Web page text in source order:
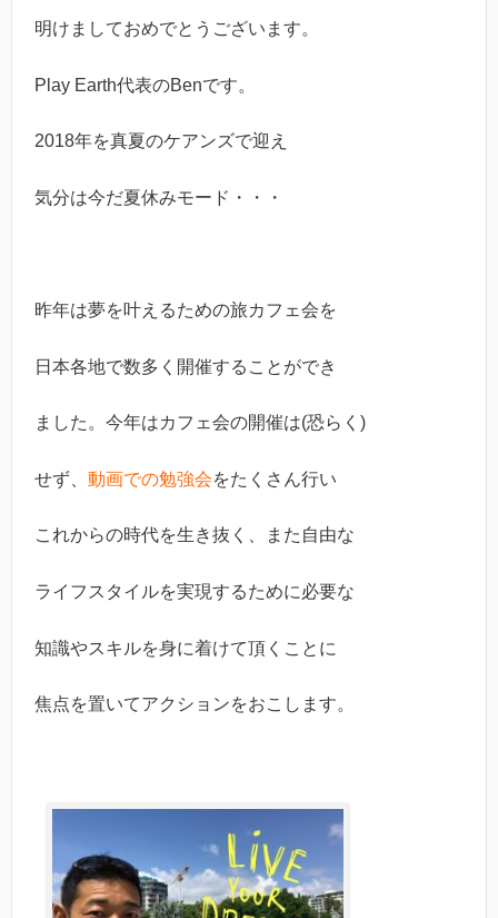
明けましておめでとうございます。
Play Earth代表のBenです。
2018年を真夏のケアンズで迎え
気分は今だ夏休みモード・・・
昨年は夢を叶えるための旅カフェ会を
日本各地で数多く開催することができ
ました。今年はカフェ会の開催は(恐らく)
せず、 動画での勉強会をたくさん行い
これからの時代を生き抜く、また自由な
ライフスタイルを実現するために必要な
知識やスキルを身に着けて頂くことに
焦点を置いてアクションをおこします。